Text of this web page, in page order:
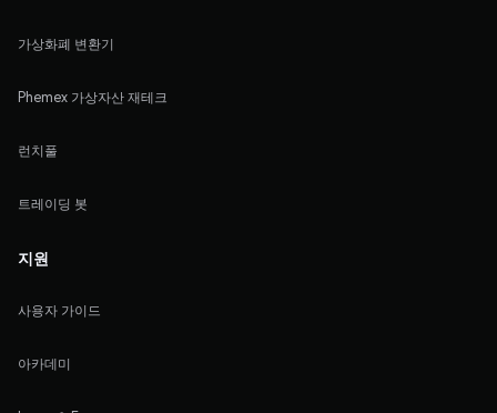
가상화폐 변환기
Phemex 가상자산 재테크
런치풀
트레이딩 봇
지원
사용자 가이드
아카데미